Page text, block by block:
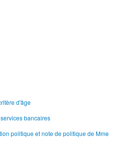
d'âge
bancaires
politique et note de politique de Mme